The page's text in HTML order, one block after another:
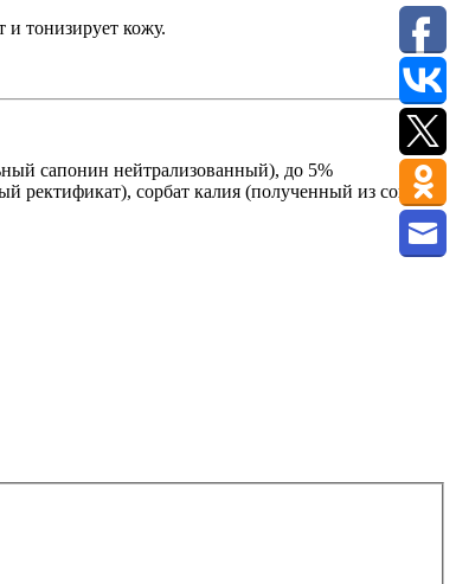
и тонизирует кожу.
сапонин нейтрализованный), до 5%
ректификат), сорбат калия (полученный из сока